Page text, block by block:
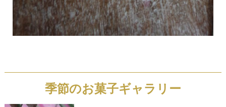
季節のお菓子ギャラリー